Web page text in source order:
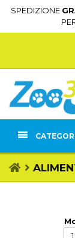
SPEDIZIONE